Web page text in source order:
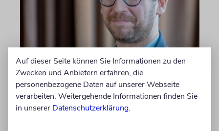
FRANKFURT AM MAIN
Jüdische Gemeinde zeichnet
Jugendengagement mit
Beni-Bloch-Preis aus
Auf dieser Seite können Sie Informationen zu den
Zwecken und Anbietern erfahren, die
personenbezogene Daten auf unserer Webseite
verarbeiten. Weitergehende Informationen finden Sie
in unserer Datenschutzerklärung.